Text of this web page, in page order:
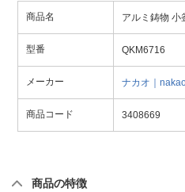
商品名 アルミ鋳物 小
型番 QKM6716
メーカー ナカオ｜
商品コード 3408669
商品の特徴